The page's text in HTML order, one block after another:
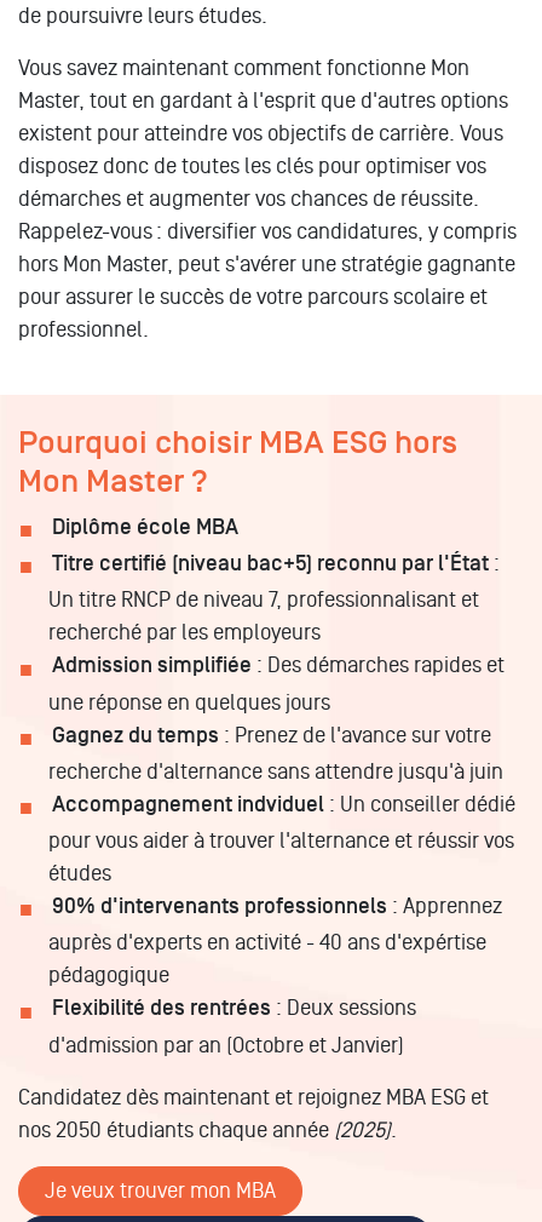
de poursuivre leurs études.
Vous savez maintenant comment fonctionne Mon
Master, tout en gardant à l'esprit que d'autres options
existent pour atteindre vos objectifs de carrière. Vous
disposez donc de toutes les clés pour optimiser vos
démarches et augmenter vos chances de réussite.
Rappelez-vous : diversifier vos candidatures, y compris
hors Mon Master, peut s'avérer une stratégie gagnante
pour assurer le succès de votre parcours scolaire et
professionnel.
Pourquoi choisir MBA ESG hors
Mon Master ?
Diplôme école MBA
Titre certifié (niveau bac+5) reconnu par l'État :
Un titre RNCP de niveau 7, professionnalisant et
recherché par les employeurs
Admission simplifiée : Des démarches rapides et
une réponse en quelques jours
Gagnez du temps : Prenez de l'avance sur votre
recherche d'alternance sans attendre jusqu'à juin
Accompagnement indviduel : Un conseiller dédié
pour vous aider à trouver l'alternance et réussir vos
études
90% d'intervenants professionnels : Apprennez
auprès d'experts en activité - 40 ans d'expértise
pédagogique
Flexibilité des rentrées : Deux sessions
d'admission par an (Octobre et Janvier)
Candidatez dès maintenant et rejoignez MBA ESG et
nos 2050 étudiants chaque année (2025).
Je veux trouver mon MBA